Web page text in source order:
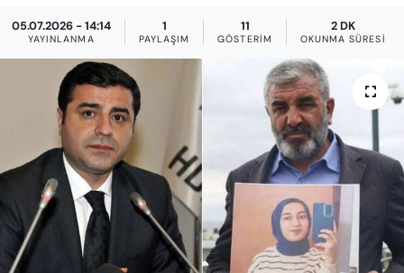
05.07.2026 - 14:14
YAYINLANMA
1
PAYLAŞIM
11
GÖSTERIM
2 DK
OKUNMA SÜRESI
EĞİTİM
KADIN
SAĞLIK
SPOR
KÜLTÜR-SANAT
MAGAZİN